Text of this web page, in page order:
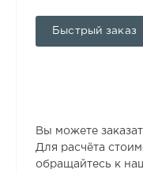
Быстрый заказ
Вы можете
Для расчёта
обращайтесь к